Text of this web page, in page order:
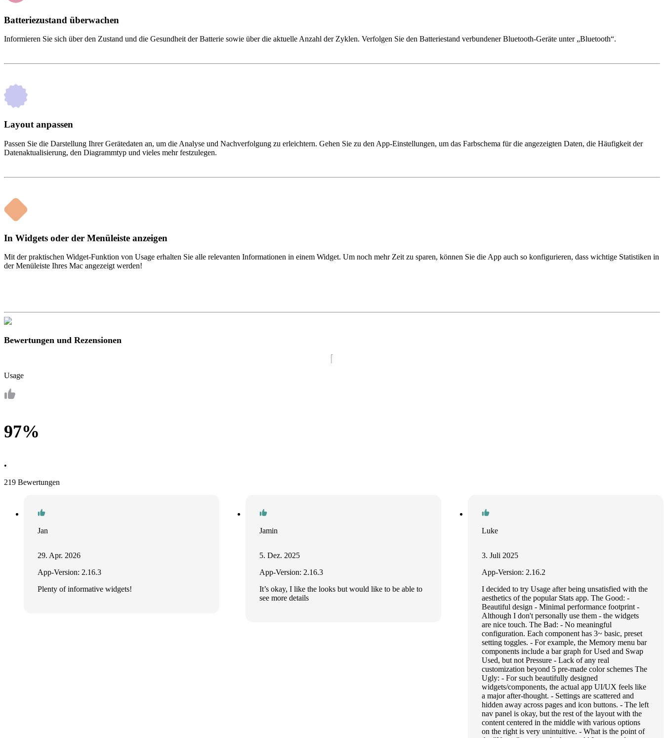
Batteriezustand überwachen
Informieren Sie sich über den Zustand und die Gesundheit der Batterie sowie über die aktuelle Anzahl der Zyklen. Verfolgen Sie den Batteriestand verbundener Bluetooth-Geräte unter „Bluetooth“.
Layout anpassen
Passen Sie die Darstellung Ihrer Gerätedaten an, um die Analyse und Nachverfolgung zu erleichtern. Gehen Sie zu den App-Einstellungen, um das Farbschema für die angezeigten Daten, die Häufigkeit der
Datenaktualisierung, den Diagrammtyp und vieles mehr festzulegen.
In Widgets oder der Menüleiste anzeigen
Mit der praktischen Widget-Funktion von Usage erhalten Sie alle relevanten Informationen in einem Widget. Um noch mehr Zeit zu sparen, können Sie die App auch so konfigurieren, dass wichtige Statistiken in
der Menüleiste Ihres Mac angezeigt werden!
Bewertungen und Rezensionen
Usage
97%
•
219 Bewertungen
Jan
29. Apr. 2026
App-Version: 2.16.3
Plenty of informative widgets!
Jamin
5. Dez. 2025
App-Version: 2.16.3
It’s okay, I like the looks but would like to be able to
see more details
Luke
3. Juli 2025
App-Version: 2.16.2
I decided to try Usage after being unsatisfied with the
aesthetics of the popular Stats app. The Good: -
Beautiful design - Minimal performance footprint -
Although I don't personally use them - the widgets
are nice touch. The Bad: - No meaningful
configuration. Each component has 3~ basic, preset
setting toggles. - For example, the Memory menu bar
components include a bar graph for Used and Swap
Used, but not Pressure - Lack of any real
customization beyond 5 pre-made color schemes The
Ugly: - For such beautifully designed
widgets/components, the actual app UI/UX feels like
a major after-thought. - Settings are scattered and
hidden away across pages and icon buttons. - The left
nav panel is okay, but the rest of the layout with the
content centered in the middle with various options
on the right is very unintuitive. - What is the point of